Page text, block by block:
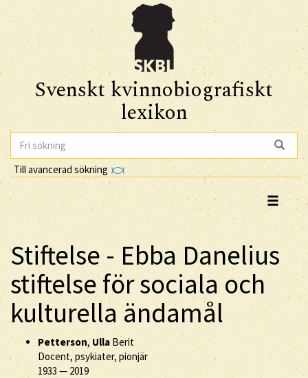
Svenskt kvinnobiografiskt
lexikon
Till avancerad sökning
Stiftelse - Ebba Danelius
stiftelse för sociala och
kulturella ändamål
Petterson, Ulla Berit
Docent, psykiater, pionjär
1933 — 2019